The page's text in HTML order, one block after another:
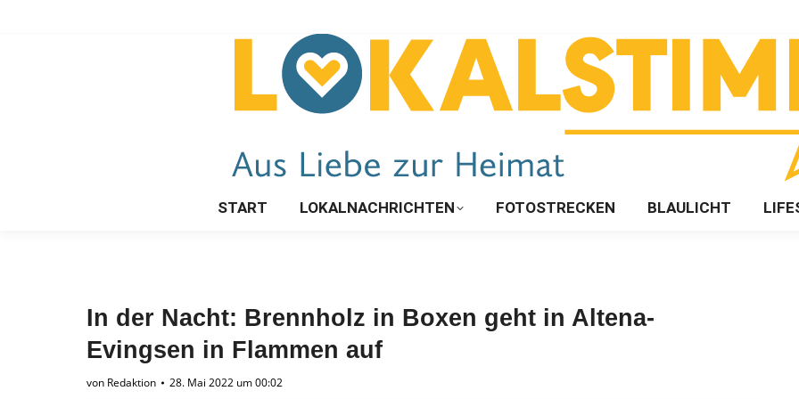
START LOKALNACHRICHTEN FOTOSTRECKEN BLAULICHT
In der Nacht: Brennholz in Boxen geht in Altena-
Evingsen in Flammen auf
von Redaktion 28. Mai 2022 um 00:02